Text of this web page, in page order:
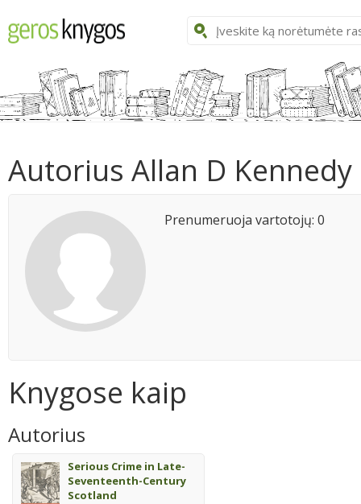
Autorius Allan D Kennedy
Prenumeruoja vartotojų: 0
Knygose kaip
Autorius
Serious Crime in Late-
Seventeenth-Century
Scotland